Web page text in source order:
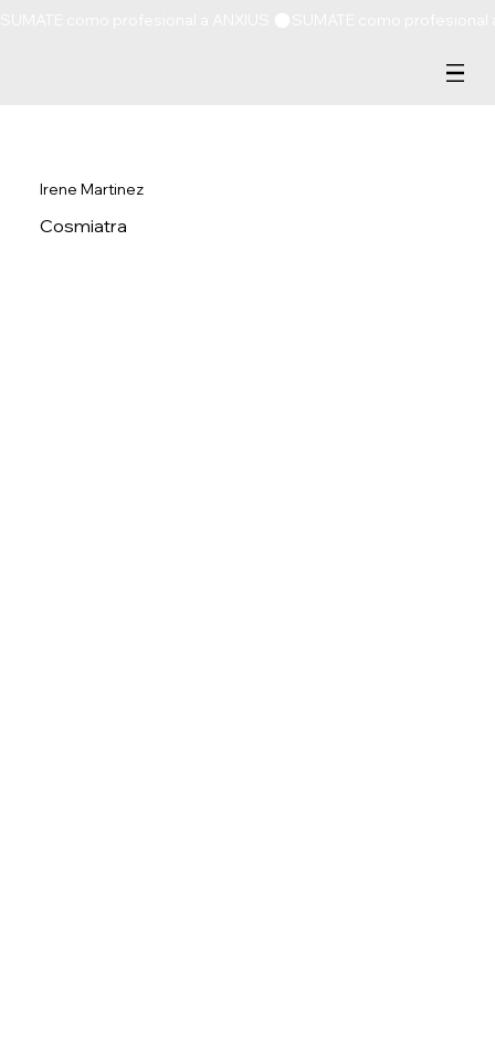
Irene Martinez
Cosmiatra